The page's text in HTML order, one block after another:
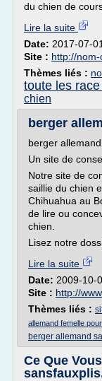
du chien de
Lire la suite
Date: 2017-07-
Site : http://
Thèmes liés :
toute les
chien
berger
berger
Un site de
Notre site de
saillie du chien
Chihuahua au
de lire ou
chien.
Lisez notre
Lire la suite
Date: 2009-10-
Site : http://
Thèmes liés :
allemand femelle
berger allemand
Ce Que